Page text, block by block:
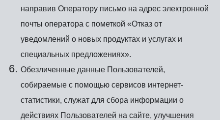
направив Оператору письмо на адрес электронной
почты оператора с пометкой «Отказ от
уведомлений о новых продуктах и услугах и
специальных предложениях».
Обезличенные данные Пользователей,
собираемые с помощью сервисов интернет-
статистики, служат для сбора информации о
действиях Пользователей на сайте, улучшения